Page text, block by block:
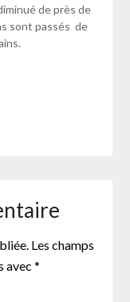
de près de
sont passés de
Les champs
avec *